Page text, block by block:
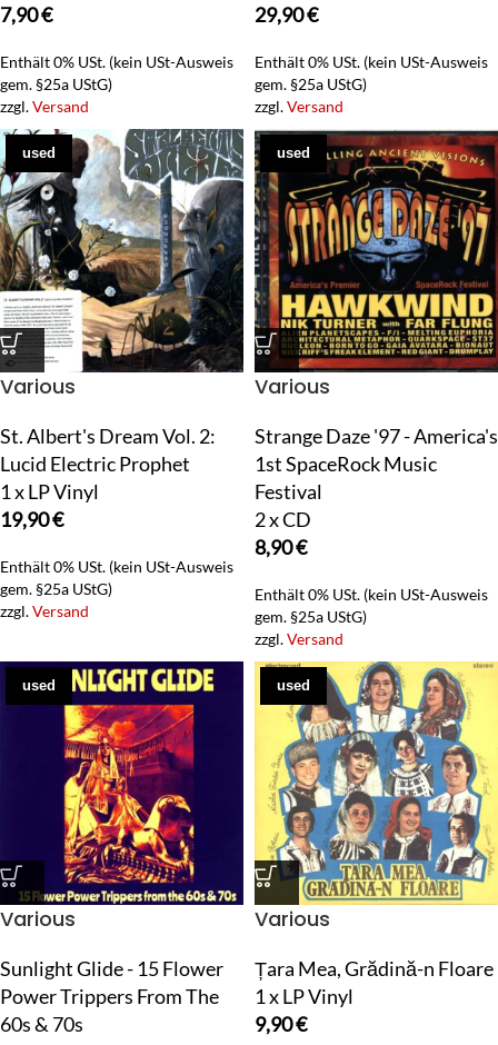
7,90€
Enthält 0% USt. (kein USt-Ausweis
gem. §25a UStG)
zzgl.Versand
29,90€
Enthält 0% USt. (kein USt-Ausweis
gem. §25a UStG)
zzgl.Versand
used
Various
St. Albert's Dream Vol. 2:
Lucid Electric Prophet
1 x LP Vinyl
19,90€
Enthält 0% USt. (kein USt-Ausweis
gem. §25a UStG)
zzgl.Versand
used
Various
Strange Daze '97 - America's
1st SpaceRock Music
Festival
2 x CD
8,90€
Enthält 0% USt. (kein USt-Ausweis
gem. §25a UStG)
zzgl.Versand
used
Various
Sunlight Glide - 15 Flower
Power Trippers From The
60s & 70s
used
Various
Țara Mea, Grădină-n Floare
1 x LP Vinyl
9,90€